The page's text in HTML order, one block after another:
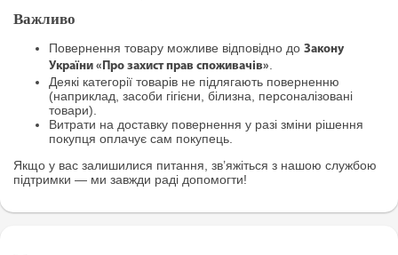
Важливо
Повернення товару можливе відповідно до Закону
України «Про захист прав споживачів».
Деякі категорії товарів не підлягають поверненню
(наприклад, засоби гігієни, білизна, персоналізовані
товари).
Витрати на доставку повернення у разі зміни рішення
покупця оплачує сам покупець.
Якщо у вас залишилися питання, зв’яжіться з нашою службою
підтримки — ми завжди раді допомогти!